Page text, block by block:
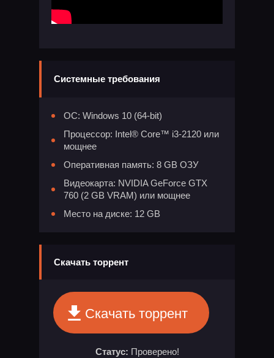
Системные требования
ОС: Windows 10 (64-bit)
Процессор: Intel® Core™ i3-2120 или
мощнее
Оперативная память: 8 GB ОЗУ
Видеокарта: NVIDIA GeForce GTX
760 (2 GB VRAM) или мощнее
Место на диске: 12 GB
Скачать торрент
Скачать торрент
Статус: Проверено!